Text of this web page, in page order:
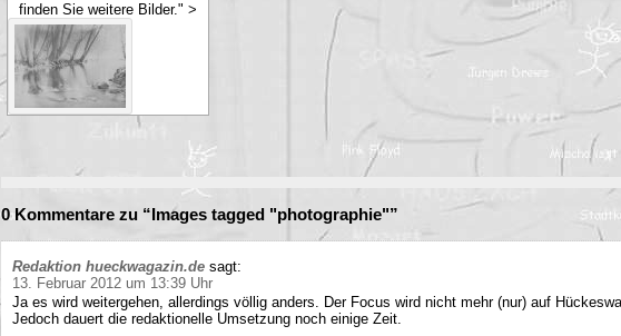
finden Sie weitere Bilder." >
0 Kommentare zu “Images tagged "photographie"”
Redaktion hueckwagazin.de sagt:
13. Februar 2012 um 13:39 Uhr
Ja es wird weitergehen, allerdings völlig anders. Der Focus wird nicht mehr (nur) auf
Jedoch dauert die redaktionelle Umsetzung noch einige Zeit.